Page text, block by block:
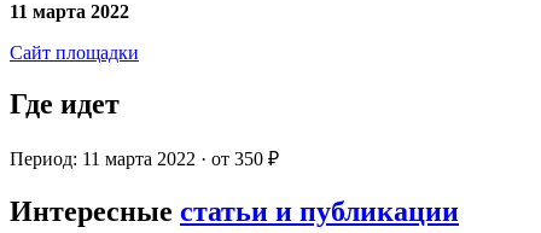
11 марта 2022
Сайт площадки
Где идет
Период: 11 марта 2022 · от 350 ₽
Интересные статьи и публикации